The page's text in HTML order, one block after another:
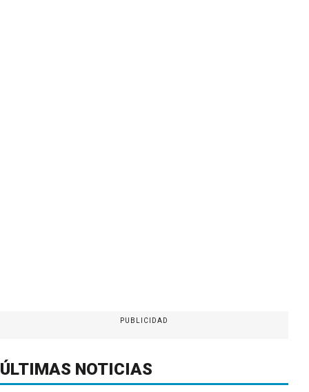
PUBLICIDAD
ÚLTIMAS NOTICIAS